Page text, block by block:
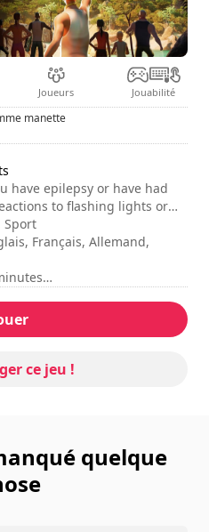
Joueurs Jouabilité
manette
have epilepsy or have had
to flashing lights or
playing video games. All
and Safety Information
before using this
membership (sold
Productions Ltd.
All Rights Reserved. TM &
rights reserved.
Sport
Français, Allemand,
2 à 4 Joueurs
ce jeu !
quelque